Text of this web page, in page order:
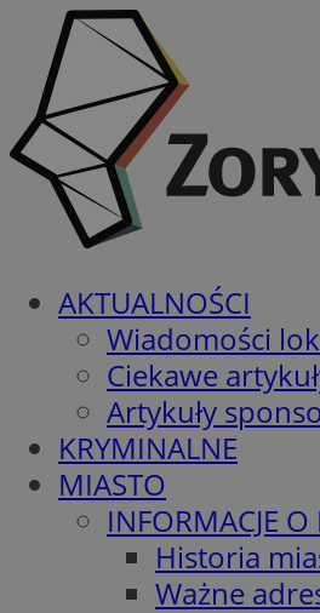
AKTUALNOŚCI
Wiadomości
Ciekawe
Artykuły
KRYMINALNE
MIASTO
INFORMACJE O
Historia
Ważne